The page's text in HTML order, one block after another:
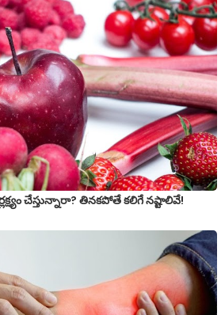
చేస్తున్నారా? తినకపోతే కలిగే నష్టాలివే!